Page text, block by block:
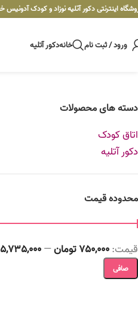
اینترنتی دکور آتلیه نوزاد و کودک
ورود / ثبت نام خانهدکور آتلیه
دسته های محصولات
اتاق کودک
دکور آتلیه
محدوده قیمت
صافی
قيمت:750,000 تومان —5,735,000 تومان